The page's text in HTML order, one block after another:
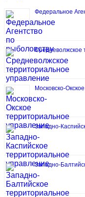
Федеральное
Средневолжское
Московско-
Западно-
Западно-